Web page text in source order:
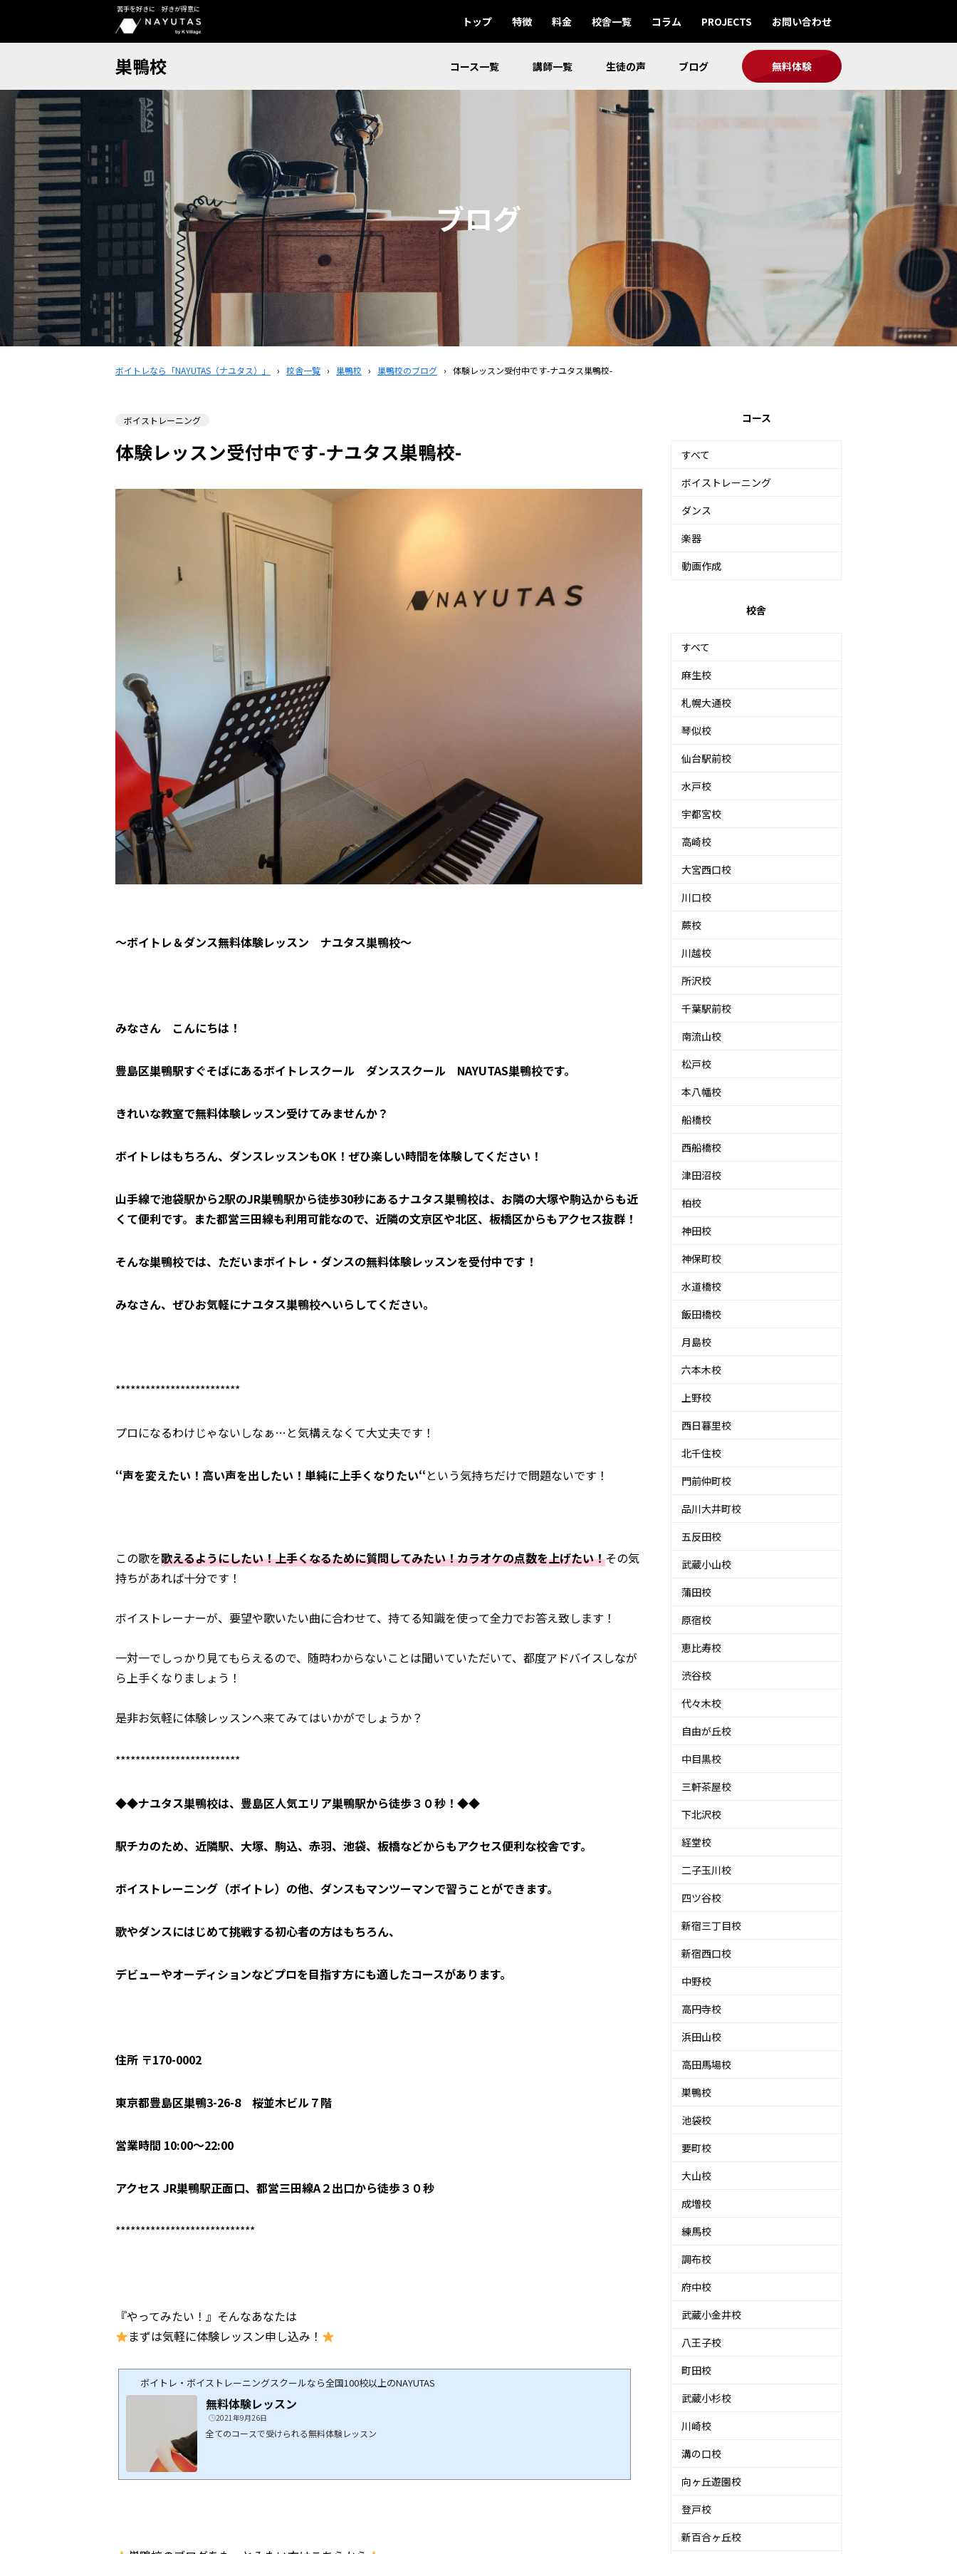
苦手を好きに 好きが得意に
トップ 特徴 料金 校舎一覧 コラム PROJECTS お問い合わせ
巣鴨校 コース一覧 講師一覧 生徒の声 ブログ 無料体験
ブログ
ボイトレなら「NAYUTAS（ナユタス）」 › 校舎一覧 › 巣鴨校 › 巣鴨校のブログ › 体験レッスン受付中です-ナユタス巣鴨校-
ボイストレーニング
体験レッスン受付中です-ナユタス巣鴨校-
～ボイトレ＆ダンス無料体験レッスン ナユタス巣鴨校～
みなさん こんにちは！
豊島区巣鴨駅すぐそばにあるボイトレスクール ダンススクール NAYUTAS巣鴨校です。
きれいな教室で無料体験レッスン受けてみませんか？
ボイトレはもちろん、ダンスレッスンもOK！ぜひ楽しい時間を体験してください！
山手線で池袋駅から2駅のJR巣鴨駅から徒歩30秒にあるナユタス巣鴨校は、お隣の大塚や駒込からも近
くて便利です。また都営三田線も利用可能なので、近隣の文京区や北区、板橋区からもアクセス抜群！
そんな巣鴨校では、ただいまボイトレ・ダンスの無料体験レッスンを受付中です！
みなさん、ぜひお気軽にナユタス巣鴨校へいらしてください。
*************************
プロになるわけじゃないしなぁ…と気構えなくて大丈夫です！
‘‘声を変えたい！高い声を出したい！単純に上手くなりたい‘‘という気持ちだけで問題ないです！
この歌を歌えるようにしたい！上手くなるために質問してみたい！カラオケの点数を上げたい！その気
持ちがあれば十分です！
ボイストレーナーが、要望や歌いたい曲に合わせて、持てる知識を使って全力でお答え致します！
一対一でしっかり見てもらえるので、随時わからないことは聞いていただいて、都度アドバイスしなが
ら上手くなりましょう！
是非お気軽に体験レッスンへ来てみてはいかがでしょうか？
*************************
◆◆ナユタス巣鴨校は、豊島区人気エリア巣鴨駅から徒歩３０秒！◆◆
駅チカのため、近隣駅、大塚、駒込、赤羽、池袋、板橋などからもアクセス便利な校舎です。
ボイストレーニング（ボイトレ）の他、ダンスもマンツーマンで習うことができます。
歌やダンスにはじめて挑戦する初心者の方はもちろん、
デビューやオーディションなどプロを目指す方にも適したコースがあります。
住所 〒170-0002
東京都豊島区巣鴨3-26-8 桜並木ビル７階
営業時間 10:00～22:00
アクセス JR巣鴨駅正面口、都営三田線A２出口から徒歩３０秒
****************************
『やってみたい！』そんなあなたは
まずは気軽に体験レッスン申し込み！
ボイトレ・ボイストレーニングスクールなら全国100校以上のNAYUTAS
無料体験レッスン
2021年9月26日
全てのコースで受けられる無料体験レッスン
コース
すべて
ボイストレーニング
ダンス
楽器
動画作成
校舎
すべて
麻生校
札幌大通校
琴似校
仙台駅前校
水戸校
宇都宮校
高崎校
大宮西口校
川口校
蕨校
川越校
所沢校
千葉駅前校
南流山校
松戸校
本八幡校
船橋校
西船橋校
津田沼校
柏校
神田校
神保町校
水道橋校
飯田橋校
月島校
六本木校
上野校
西日暮里校
北千住校
門前仲町校
品川大井町校
五反田校
武蔵小山校
蒲田校
原宿校
恵比寿校
渋谷校
代々木校
自由が丘校
中目黒校
三軒茶屋校
下北沢校
経堂校
二子玉川校
四ツ谷校
新宿三丁目校
新宿西口校
中野校
高円寺校
浜田山校
高田馬場校
巣鴨校
池袋校
要町校
大山校
成増校
練馬校
調布校
府中校
武蔵小金井校
八王子校
町田校
武蔵小杉校
川崎校
溝の口校
向ヶ丘遊園校
登戸校
新百合ヶ丘校